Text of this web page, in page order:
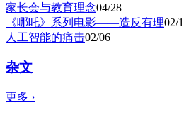
家长会与教育理念04/28
《哪吒》系列电影——造反有理02/
人工智能的痛击02/06
杂文
更多 ›